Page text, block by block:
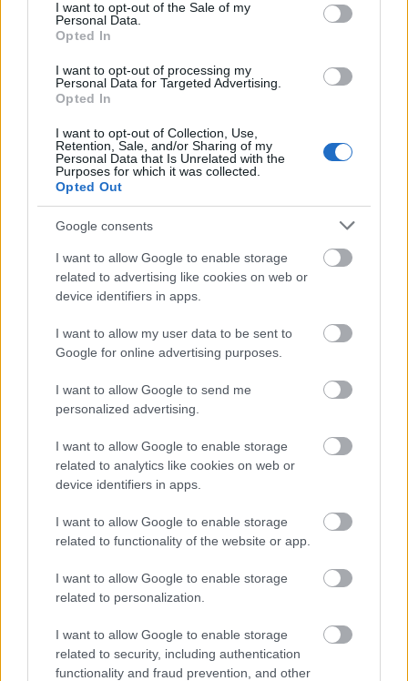
I want to opt-out of the Sale of my
Personal Data.
Opted In
I want to opt-out of processing my
Personal Data for Targeted Advertising.
Opted In
I want to opt-out of Collection, Use,
Retention, Sale, and/or Sharing of my
Personal Data that Is Unrelated with the
Purposes for which it was collected.
Opted Out
Google consents
I want to allow Google to enable storage
related to advertising like cookies on web or
device identifiers in apps.
I want to allow my user data to be sent to
Google for online advertising purposes.
I want to allow Google to send me
personalized advertising.
I want to allow Google to enable storage
related to analytics like cookies on web or
device identifiers in apps.
I want to allow Google to enable storage
related to functionality of the website or app.
I want to allow Google to enable storage
related to personalization.
I want to allow Google to enable storage
related to security, including authentication
functionality and fraud prevention, and other